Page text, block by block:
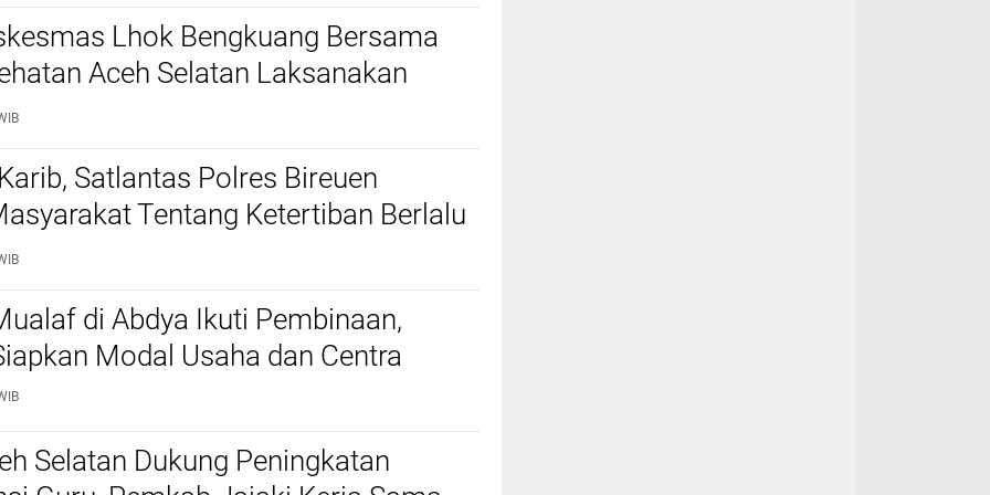
Lhok Bengkuang Bersama
Aceh Selatan Laksanakan
Kesehatan PROLANIS Diabetes
Hipertensi
Satlantas Polres Bireuen
Tentang Ketertiban Berlalu
di Abdya Ikuti Pembinaan,
Modal Usaha dan Centra
Selatan Dukung Peningkatan